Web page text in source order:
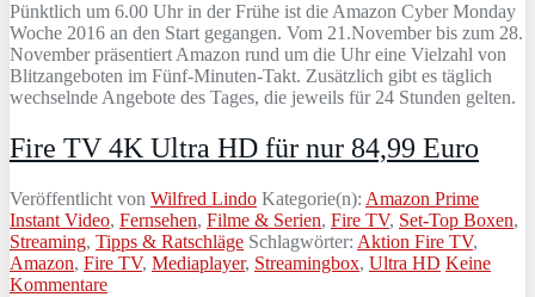
Pünktlich um 6.00 Uhr in der Frühe ist die Amazon Cyber Monday
Woche 2016 an den Start gegangen. Vom 21.November bis zum 28.
November präsentiert Amazon rund um die Uhr eine Vielzahl von
Blitzangeboten im Fünf-Minuten-Takt. Zusätzlich gibt es täglich
wechselnde Angebote des Tages, die jeweils für 24 Stunden gelten.
Fire TV 4K Ultra HD für nur 84,99 Euro
Veröffentlicht von Wilfred Lindo Kategorie(n): Amazon Prime
Instant Video, Fernsehen, Filme & Serien, Fire TV, Set-Top Boxen,
Streaming, Tipps & Ratschläge Schlagwörter: Aktion Fire TV,
Amazon, Fire TV, Mediaplayer, Streamingbox, Ultra HD Keine
Kommentare